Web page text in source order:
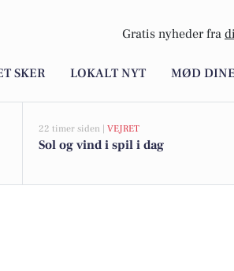
Gratis nyheder fra
SKER LOKALT NYT MØD
22 timer siden | VEJRET
Sol og vind i spil i dag